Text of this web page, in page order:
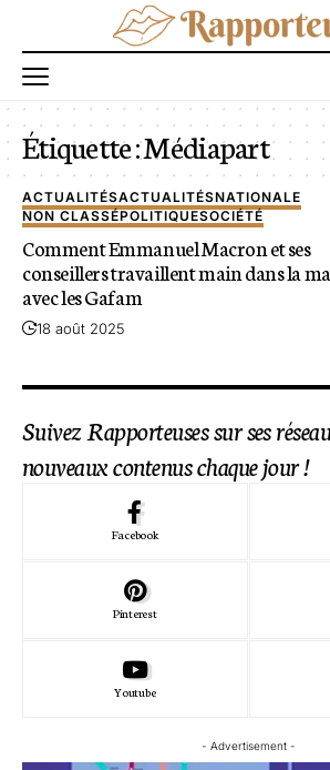
Étiquette :Médiapart
ACTUALITÉSACTUALITÉSNATIONALE
NON CLASSÉPOLITIQUESOCIÉTÉ
Comment Emmanuel Macron et ses
conseillers travaillent main dans la
avec les Gafam
18 août 2025
Suivez Rapporteuses sur ses
nouveaux contenus chaque jour !
Facebook
Pinterest
Youtube
- Advertisement -